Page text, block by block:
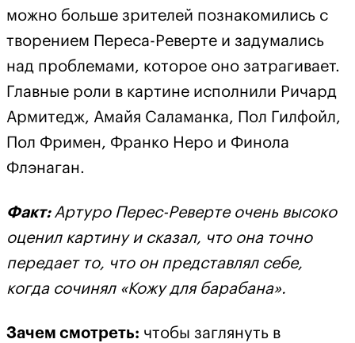
можно больше зрителей познакомились с
творением Переса-Реверте и задумались
над проблемами, которое оно затрагивает.
Главные роли в картине исполнили Ричард
Армитедж, Амайя Саламанка, Пол Гилфойл,
Пол Фримен, Франко Неро и Финола
Флэнаган.
Факт: Артуро Перес-Реверте очень высоко
оценил картину и сказал, что она точно
передает то, что он представлял себе,
когда сочинял «Кожу для барабана».
Зачем смотреть: чтобы заглянуть в